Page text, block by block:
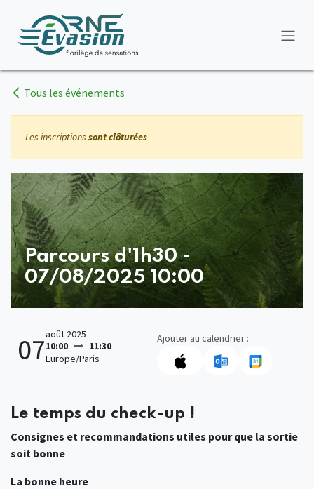
Tous les événements
Les inscriptions sont clôturées
Parcours d'1h30 -
07/08/2025 10:00
07août 2025
10:00
11:30
Europe/Paris
Ajouter au calendrier :
Le temps du check-up !
Consignes et recommandations utiles pour que la sortie
soit bonne
La bonne heure